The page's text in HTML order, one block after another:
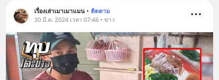
เรื่องเล่าเมาเมาแมน • ติดตาม
30 มี.ค. 2024 เวลา 07:46 • ข่าว